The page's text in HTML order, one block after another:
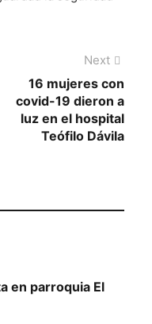
Next
16 mujeres con
covid-19 dieron a
luz en el hospital
Teófilo Dávila
en parroquia El